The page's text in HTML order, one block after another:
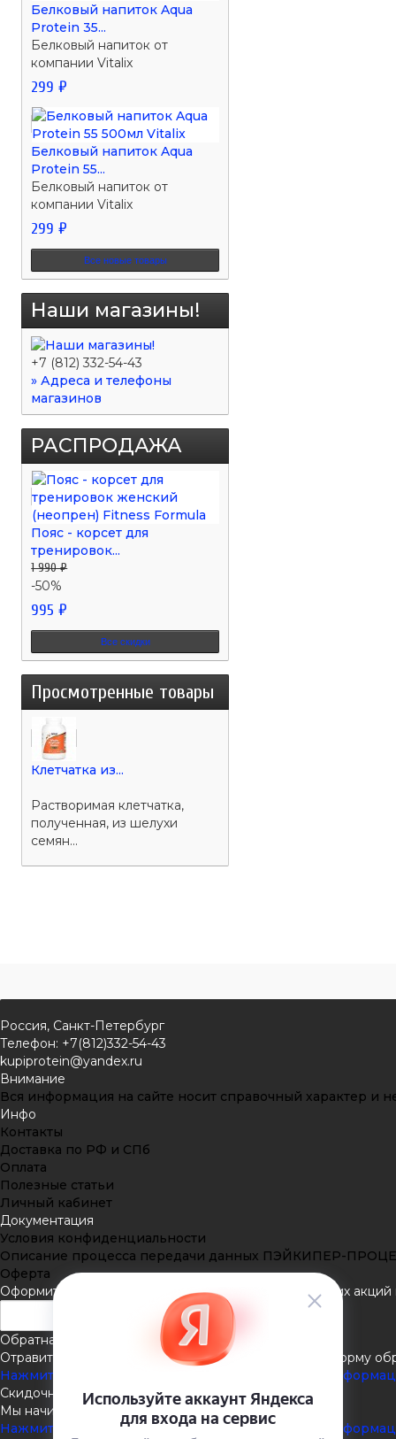
Белковый напиток Aqua
Protein 35...
Белковый напиток от
компании Vitalix
299 ₽
Белковый напиток Aqua
Protein 55...
Белковый напиток от
компании Vitalix
299 ₽
Все новые товары
Наши магазины!
+7 (812) 332-54-43
» Адреса и телефоны
магазинов
РАСПРОДАЖА
Пояс - корсет для
тренировок...
1 990 ₽
-50%
995 ₽
Все скидки
Просмотренные товары
Клетчатка из...
Растворимая клетчатка,
полученная, из шелухи
семян...
Россия, Санкт-Петербург
Телефон: +7(812)332-54-43
kupiprotein@yandex.ru
Внимание
Вся информация на сайте носит справочный характер и
Инфо
Контакты
Доставка по РФ и СПб
Оплата
Полезные статьи
Личный кабинет
Документация
Условия конфиденциальности
Описание процесса передачи данных ПЭЙКИПЕР-
Оферта
Оформить подписку
Подпишитесь на рассылку наших
Обратная связь
Отравить нам сообщение или задать вопрос через форму
Нажмите здесь для получения дополнительной
Скидочная система
Мы начисляем кэшбэк с покупок
Нажмите здесь для получения дополнительной